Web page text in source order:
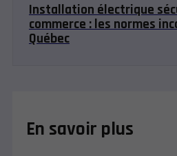
Installation électrique
commerce : les normes
Québec
En savoir plus